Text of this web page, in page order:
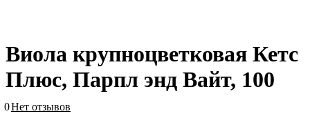
Виола крупноцветковая Кетс
Плюс, Парпл энд Вайт, 100
0Нет отзывов